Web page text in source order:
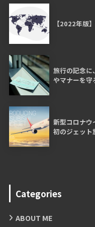
【2022年版
旅行の記念に
やマナーを守
新型コロナウ
初のジェット
Categories
ABOUT ME